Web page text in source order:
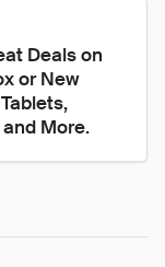
Deals on
or New
More.